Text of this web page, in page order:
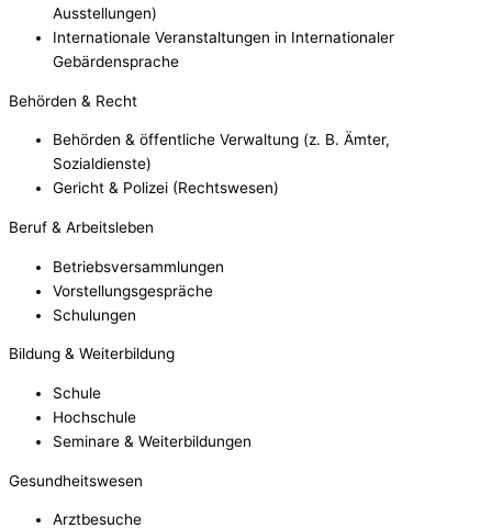
Ausstellungen)
Internationale Veranstaltungen in Internationaler
Gebärdensprache
Behörden & Recht
Behörden & öffentliche Verwaltung (z. B. Ämter,
Sozialdienste)
Gericht & Polizei (Rechtswesen)
Beruf & Arbeitsleben
Betriebsversammlungen
Vorstellungsgespräche
Schulungen
Bildung & Weiterbildung
Schule
Hochschule
Seminare & Weiterbildungen
Gesundheitswesen
Arztbesuche